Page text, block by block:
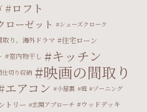
ロフト
ローゼット シューズクローク
取り、海外ドラマ 住宅ローン
室内物干し キッチン
仕切り収納 映画の間取り
エアコン 小屋裏 庭 ゾーニング
トリー 玄関アプローチ ウッドデッキ